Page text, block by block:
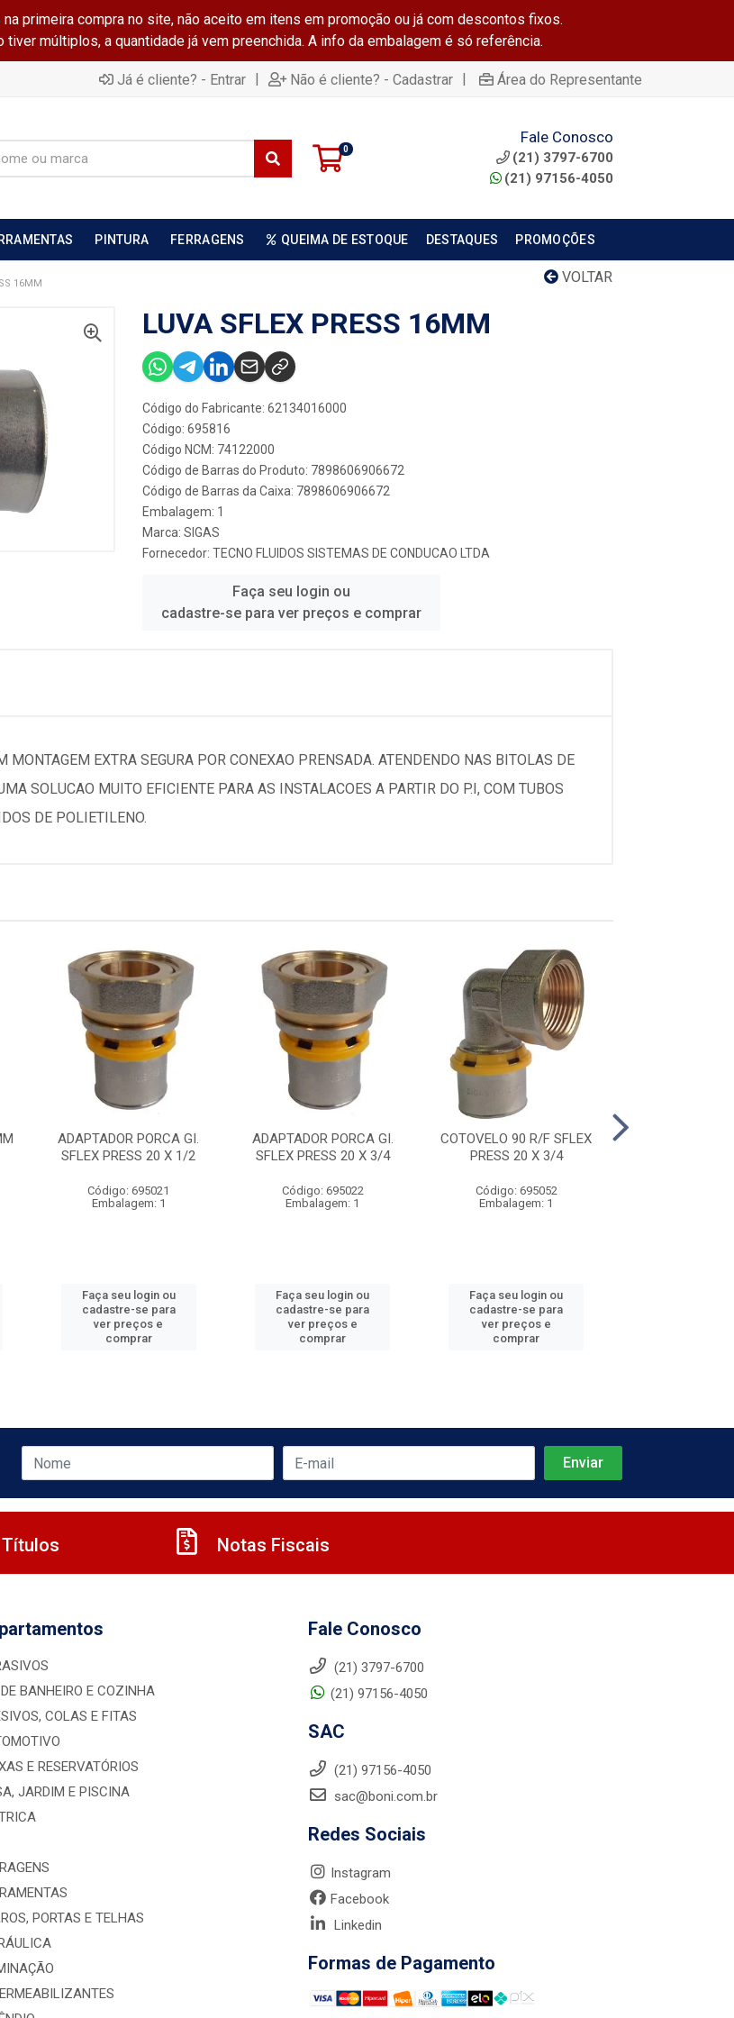
primeira compra no site, não aceito em itens em promoção ou já com descontos fixos.
múltiplos, a quantidade já vem preenchida. A info da embalagem é só referência.
Já é cliente? - Entrar | Não é cliente? - Cadastrar | Área do Representante
0
Fale Conosco
(21) 3797-6700
(21) 97156-4050
PINTURA FERRAGENS QUEIMA DE ESTOQUE DESTAQUES PROMOÇÕES
VOLTAR
16MM
LUVA SFLEX PRESS 16MM
Código do Fabricante: 62134016000
Código: 695816
Código NCM: 74122000
Código de Barras do Produto: 7898606906672
Código de Barras da Caixa: 7898606906672
Embalagem: 1
Marca: SIGAS
Fornecedor: TECNO FLUIDOS SISTEMAS DE CONDUCAO LTDA
Faça seu login ou
cadastre-se para ver preços e comprar
EXTRA SEGURA POR CONEXAO PRENSADA. ATENDENDO NAS BITOLAS DE
SOLUCAO MUITO EFICIENTE PARA AS INSTALACOES A PARTIR DO P.I, COM TUBOS
DE POLIETILENO.
ADAPTADOR PORCA GI.
SFLEX PRESS 20 X 1/2
Código: 695021
Embalagem: 1
Faça seu login ou
cadastre-se para
ver preços e
comprar
ADAPTADOR PORCA GI.
SFLEX PRESS 20 X 3/4
Código: 695022
Embalagem: 1
Faça seu login ou
cadastre-se para
ver preços e
comprar
COTOVELO 90 R/F SFLEX
PRESS 20 X 3/4
Código: 695052
Embalagem: 1
Faça seu login ou
cadastre-se para
ver preços e
comprar
Títulos Notas Fiscais
BANHEIRO E COZINHA
COLAS E FITAS
E RESERVATÓRIOS
JARDIM E PISCINA
PORTAS E TELHAS
Fale Conosco
(21) 3797-6700
(21) 97156-4050
SAC
(21) 97156-4050
sac@boni.com.br
Redes Sociais
Instagram
Facebook
Linkedin
Formas de Pagamento